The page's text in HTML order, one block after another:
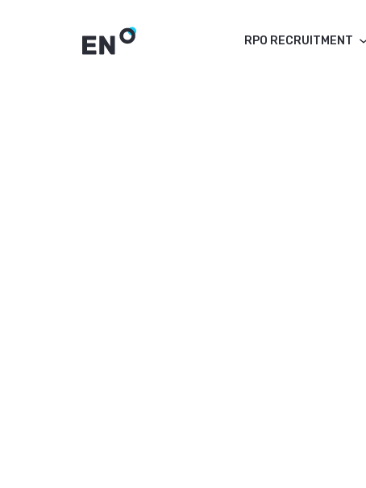
RPO RECRUITMENT